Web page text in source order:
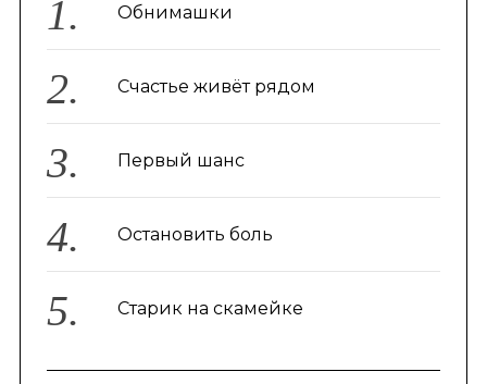
Обнимашки
Счастье живёт рядом
Первый шанс
Остановить боль
Старик на скамейке